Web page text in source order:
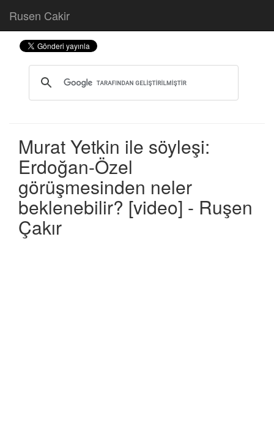
Rusen Cakir
Murat Yetkin ile söyleşi:
Erdoğan-Özel
görüşmesinden neler
beklenebilir? [video] - Ruşen
Çakır